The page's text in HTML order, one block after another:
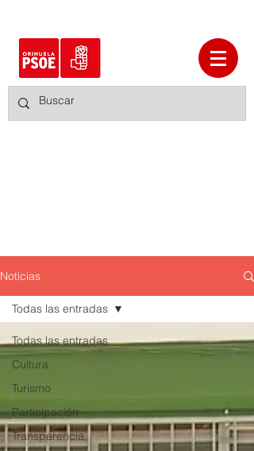
Noticias
Todas las entradas
Cultura
Turismo
Participación
Transparencia
Todas las entradas